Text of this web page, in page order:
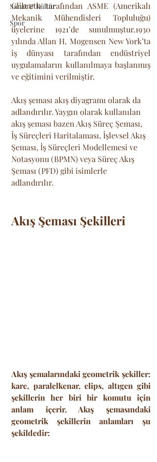
Sanat & Kültür
Spor
Glibreth tarafından ASME (Amerikalı
Mekanik Mühendisleri Topluluğu)
üyelerine 1921’de sunulmuştur.1930
yılında Allan H. Mogensen New York’ta
iş dünyası tarafından endüstriyel
uygulamaların kullanılmaya başlanmış
ve eğitimini verilmiştir.
Akış şeması akış diyagramı olarak da
adlandırılır. Yaygın olarak kullanılan
akış şeması bazen Akış Süreç Şeması,
İş Süreçleri Haritalaması, İşlevsel Akış
Şeması, İş Süreçleri Modellemesi ve
Notasyonu (BPMN) veya Süreç Akış
Şeması (PFD) gibi isimlerle
adlandırılır.
Akış Şeması Şekilleri
Akış şemalarındaki geometrik şekiller:
kare, paralelkenar, elips, altıgen gibi
şekillerin her biri bir komutu için
anlam içerir. Akış şemasındaki
geometrik şekillerin anlamları şu
şekildedir: